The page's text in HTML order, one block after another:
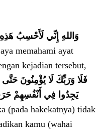
وَاللهِ إِنِّي لَأَحْسِبُ هَذِهِ
memahami ayat
kejadian tersebut,
فَلَا وَرَبِّكَ لَا يُؤْمِنُونَ
يَجِدُوا فِي أَنْفُسِهِمْ
(pada hakekatnya) tidak
kamu (wahai